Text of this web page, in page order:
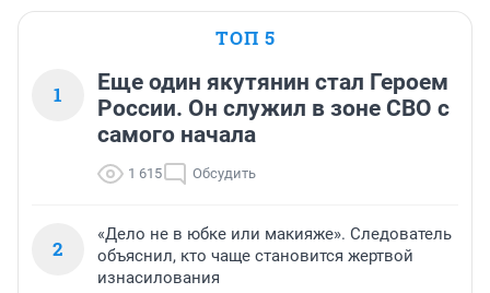
ТОП 5
1
Еще один якутянин стал Героем
России. Он служил в зоне СВО с
самого начала
1 615 Обсудить
2
«Дело не в юбке или макияже». Следователь
объяснил, кто чаще становится жертвой
изнасилования